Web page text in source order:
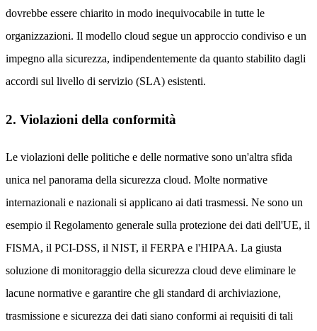
dovrebbe essere chiarito in modo inequivocabile in tutte le
organizzazioni. Il modello cloud segue un approccio condiviso e un
impegno alla sicurezza, indipendentemente da quanto stabilito dagli
accordi sul livello di servizio (SLA) esistenti.
2. Violazioni della conformità
Le violazioni delle politiche e delle normative sono un'altra sfida
unica nel panorama della sicurezza cloud. Molte normative
internazionali e nazionali si applicano ai dati trasmessi. Ne sono un
esempio il Regolamento generale sulla protezione dei dati dell'UE, il
FISMA, il PCI-DSS, il NIST, il FERPA e l'HIPAA. La giusta
soluzione di monitoraggio della sicurezza cloud deve eliminare le
lacune normative e garantire che gli standard di archiviazione,
trasmissione e sicurezza dei dati siano conformi ai requisiti di tali